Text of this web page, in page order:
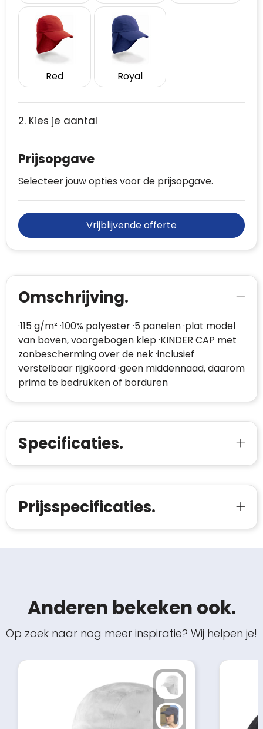
Red Royal
2. Kies je aantal
Prijsopgave
Selecteer jouw opties voor de prijsopgave.
Vrijblijvende offerte
Omschrijving.
·115 g/m² ·100% polyester ·5 panelen ·plat model
van boven, voorgebogen klep ·KINDER CAP met
zonbescherming over de nek ·inclusief
verstelbaar rijgkoord ·geen middennaad, daarom
prima te bedrukken of borduren
Specificaties.
Prijsspecificaties.
Anderen bekeken ook.
Op zoek naar nog meer inspiratie? Wij helpen je!